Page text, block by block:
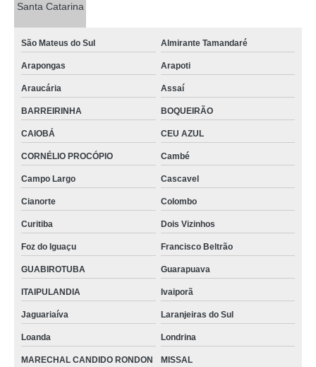
Santa Catarina
São Mateus do Sul Almirante Tamandaré
Arapongas Arapoti
Araucária Assaí
BARREIRINHA BOQUEIRÃO
CAIOBÁ CEU AZUL
CORNÉLIO PROCÓPIO Cambé
Campo Largo Cascavel
Cianorte Colombo
Curitiba Dois Vizinhos
Foz do Iguaçu Francisco Beltrão
GUABIROTUBA Guarapuava
ITAIPULANDIA Ivaiporã
Jaguariaíva Laranjeiras do Sul
Loanda Londrina
MARECHAL CANDIDO RONDON MISSAL